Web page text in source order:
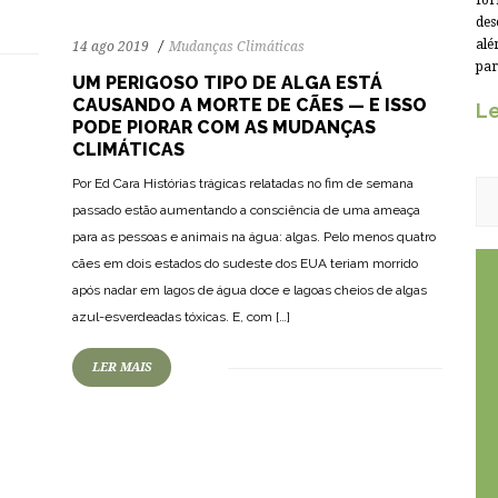
14 ago 2019 Mudanças Climáticas
UM PERIGOSO TIPO DE ALGA ESTÁ
CAUSANDO A MORTE DE CÃES — E ISSO
PODE PIORAR COM AS MUDANÇAS
CLIMÁTICAS
Por Ed Cara Histórias trágicas relatadas no fim de semana
passado estão aumentando a consciência de uma ameaça
para as pessoas e animais na água: algas. Pelo menos quatro
cães em dois estados do sudeste dos EUA teriam morrido
após nadar em lagos de água doce e lagoas cheios de algas
azul-esverdeadas tóxicas. E, com […]
LER MAIS